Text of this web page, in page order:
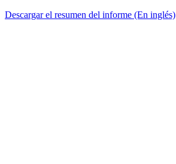
Descargar el resumen del informe (En inglés)